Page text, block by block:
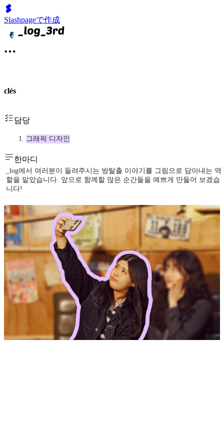
Slashpageで作成
clés
담당
그래픽 디자인
한마디
_log에서 여러분이 들려주시는 방탈출 이야기를 그림으로 담아내는 역
할을 맡았습니다. 앞으로 함께할 많은 순간들을 예쁘게 만들어 보겠습
니다!